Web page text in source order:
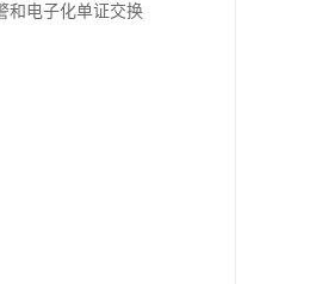
和电子化单证交换